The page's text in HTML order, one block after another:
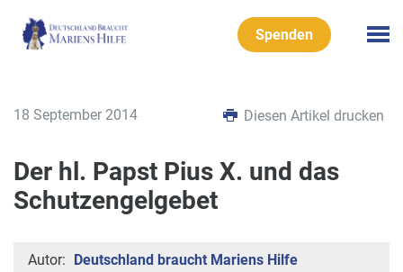
Spenden
18 September 2014 Diesen Artikel drucken
Der hl. Papst Pius X. und das
Schutzengelgebet
Autor: Deutschland braucht Mariens Hilfe